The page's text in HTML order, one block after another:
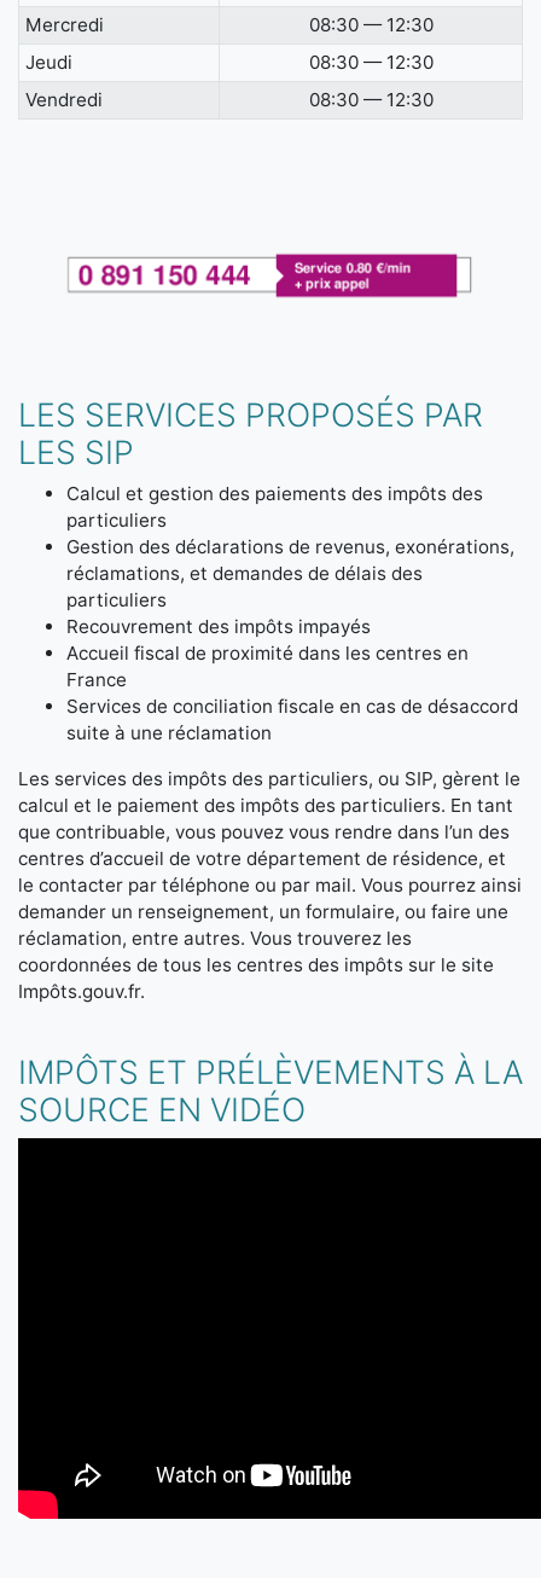
Mercredi
08:30 — 12:30
Jeudi
08:30 — 12:30
Vendredi
08:30 — 12:30
LES SERVICES PROPOSÉS PAR
LES SIP
Calcul et gestion des paiements des impôts des
particuliers
Gestion des déclarations de revenus, exonérations,
réclamations, et demandes de délais des
particuliers
Recouvrement des impôts impayés
Accueil fiscal de proximité dans les centres en
France
Services de conciliation fiscale en cas de désaccord
suite à une réclamation
Les services des impôts des particuliers, ou SIP, gèrent le
calcul et le paiement des impôts des particuliers. En tant
que contribuable, vous pouvez vous rendre dans l’un des
centres d’accueil de votre département de résidence, et
le contacter par téléphone ou par mail. Vous pourrez ainsi
demander un renseignement, un formulaire, ou faire une
réclamation, entre autres. Vous trouverez les
coordonnées de tous les centres des impôts sur le site
Impôts.gouv.fr.
IMPÔTS ET PRÉLÈVEMENTS À LA
SOURCE EN VIDÉO